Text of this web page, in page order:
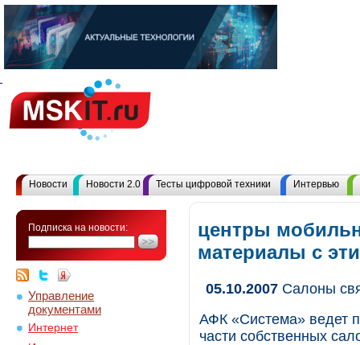
Новости Новости 2.0 Тесты цифровой техники Интервью
Подписка на новости:
Управление
документами
Интернет
центры
материалы с
05.10.2007 Салоны
АФК «Система» ведет
части собственных